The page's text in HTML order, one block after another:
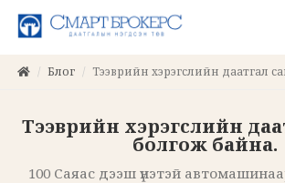
Блог Тээврийн хэрэгслийн даатгал
Тээврийн хэрэгслийн
болгож байна.
100 Саяас дээш үнэтэй